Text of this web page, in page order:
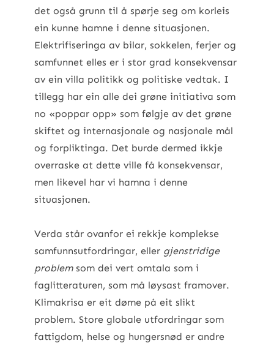
det også grunn til å spørje seg om korleis
ein kunne hamne i denne situasjonen.
Elektrifiseringa av bilar, sokkelen, ferjer og
samfunnet elles er i stor grad konsekvensar
av ein villa politikk og politiske vedtak. I
tillegg har ein alle dei grøne initiativa som
no «poppar opp» som følgje av det grøne
skiftet og internasjonale og nasjonale mål
og forpliktinga. Det burde dermed ikkje
overraske at dette ville få konsekvensar,
men likevel har vi hamna i denne
situasjonen.
Verda står ovanfor ei rekkje komplekse
samfunnsutfordringar, eller gjenstridige
problemsom dei vert omtala som i
faglitteraturen, som må løysast framover.
Klimakrisa er eit døme på eit slikt
problem. Store globale utfordringar som
fattigdom, helse og hungersnød er andre